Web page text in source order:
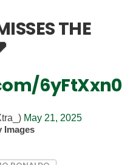
THE
May 21, 2025
Images